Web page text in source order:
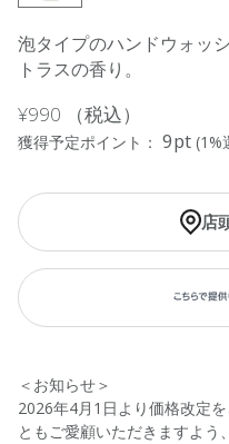
泡タイプのハンドウォッ
トラスの香り。
¥990 （税込）
獲得予定ポイント： 9pt (1%
店
＜お知らせ＞
2026年4月1日より価格改定
ともご愛顧いただきますよう